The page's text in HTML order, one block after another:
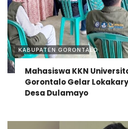
KABUPATEN GORONTALO
Mahasiswa KKN
Gorontalo Gelar
Desa Dulamayo